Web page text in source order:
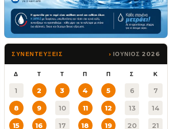
ΣΥΝΕΝΤΕΥΞΕΙΣ ΙΟΥΝΙΟΣ 2026
Δ Τ Τ Π Π Σ Κ
1 2 3 4 5 6 7
8 9 10 11 12 13 14
15 16 17 18 19 20 21